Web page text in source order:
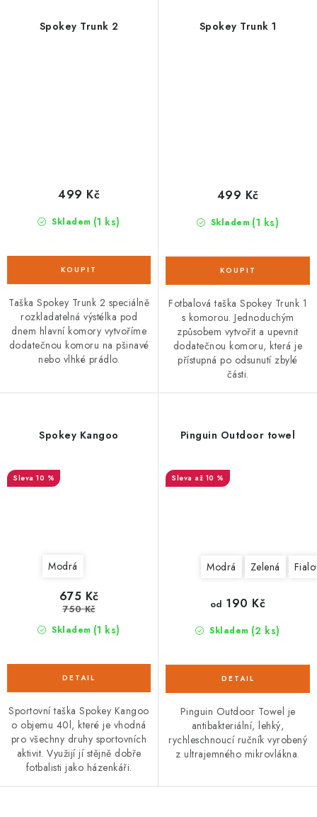
Spokey Trunk 2
Skladem (1 ks)
499 Kč
Taška Spokey Trunk 2 speciálně
rozkladatelná výstélka pod
dnem hlavní komory vytvoříme
dodatečnou komoru na pšinavé
nebo vlhké prádlo.
Spokey Trunk 1
Skladem (1 ks)
499 Kč
Fotbalová taška Spokey Trunk 1
s komorou. Jednoduchým
způsobem vytvořit a upevnit
dodatečnou komoru, která je
přístupná po odsunutí zbylé
části.
Spokey Kangoo
10 %
Modrá
Skladem (1 ks)
675 Kč
750 Kč
Sportovní taška Spokey Kangoo
o objemu 40l, které je vhodná
pro všechny druhy sportovních
aktivit. Využijí jí stějně dobře
fotbalisti jako házenkáři.
Pinguin Outdoor towel
až 10 %
Modrá Zelená
Skladem (2 ks)
od 190 Kč
Pinguin Outdoor Towel je
antibakteriální, lehký,
rychleschnoucí ručník vyrobený
z ultrajemného mikrovlákna.